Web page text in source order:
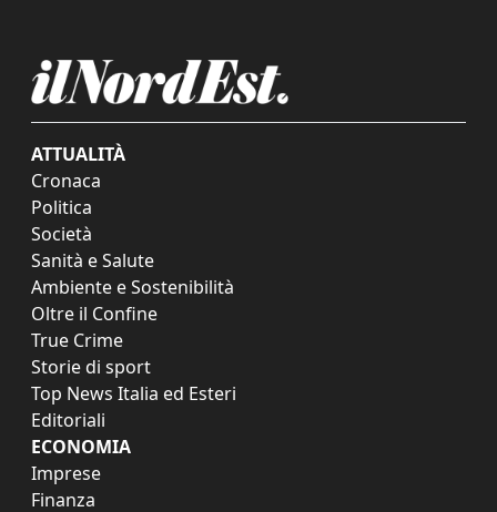
ATTUALITÀ
Cronaca
Politica
Società
Sanità e Salute
Ambiente e Sostenibilità
Oltre il Confine
True Crime
Storie di sport
Top News Italia ed Esteri
Editoriali
ECONOMIA
Imprese
Finanza